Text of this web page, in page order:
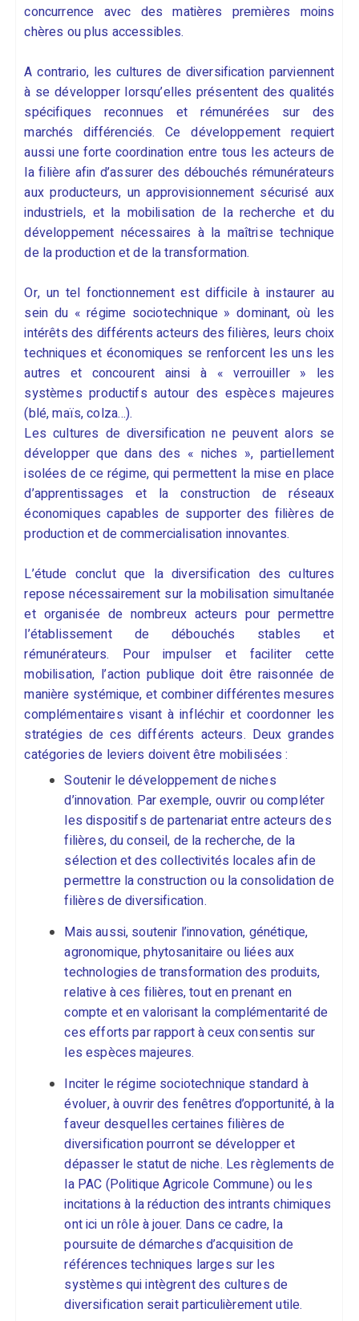
concurrence avec des matières premières moins
chères ou plus accessibles.
A contrario, les cultures de diversification parviennent
à se développer lorsqu’elles présentent des qualités
spécifiques reconnues et rémunérées sur des
marchés différenciés. Ce développement requiert
aussi une forte coordination entre tous les acteurs de
la filière afin d’assurer des débouchés rémunérateurs
aux producteurs, un approvisionnement sécurisé aux
industriels, et la mobilisation de la recherche et du
développement nécessaires à la maîtrise technique
de la production et de la transformation.
Or, un tel fonctionnement est difficile à instaurer au
sein du « régime sociotechnique » dominant, où les
intérêts des différents acteurs des filières, leurs choix
techniques et économiques se renforcent les uns les
autres et concourent ainsi à « verrouiller » les
systèmes productifs autour des espèces majeures
(blé, maïs, colza…).
Les cultures de diversification ne peuvent alors se
développer que dans des « niches », partiellement
isolées de ce régime, qui permettent la mise en place
d’apprentissages et la construction de réseaux
économiques capables de supporter des filières de
production et de commercialisation innovantes.
L’étude conclut que la diversification des cultures
repose nécessairement sur la mobilisation simultanée
et organisée de nombreux acteurs pour permettre
l’établissement de débouchés stables et
rémunérateurs. Pour impulser et faciliter cette
mobilisation, l’action publique doit être raisonnée de
manière systémique, et combiner différentes mesures
complémentaires visant à infléchir et coordonner les
stratégies de ces différents acteurs. Deux grandes
catégories de leviers doivent être mobilisées :
Soutenir le développement de niches
d’innovation. Par exemple, ouvrir ou compléter
les dispositifs de partenariat entre acteurs des
filières, du conseil, de la recherche, de la
sélection et des collectivités locales afin de
permettre la construction ou la consolidation de
filières de diversification.
Mais aussi, soutenir l’innovation, génétique,
agronomique, phytosanitaire ou liées aux
technologies de transformation des produits,
relative à ces filières, tout en prenant en
compte et en valorisant la complémentarité de
ces efforts par rapport à ceux consentis sur
les espèces majeures.
Inciter le régime sociotechnique standard à
évoluer, à ouvrir des fenêtres d’opportunité, à la
faveur desquelles certaines filières de
diversification pourront se développer et
dépasser le statut de niche. Les règlements de
la PAC (Politique Agricole Commune) ou les
incitations à la réduction des intrants chimiques
ont ici un rôle à jouer. Dans ce cadre, la
poursuite de démarches d’acquisition de
références techniques larges sur les
systèmes qui intègrent des cultures de
diversification serait particulièrement utile.